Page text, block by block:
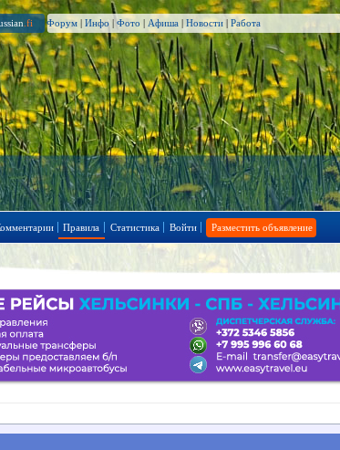
.fi Форум | Инфо | Фото | Афиша | Новости | Работа
Правила Статистика Войти Разместить объявление